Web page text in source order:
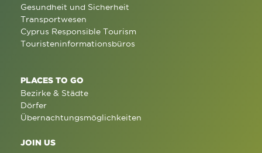
Gesundheit und Sicherheit
Transportwesen
Cyprus Responsible Tourism
Touristeninformationsbüros
PLACES TO GO
Bezirke & Städte
Dörfer
Übernachtungsmöglichkeiten
JOIN US